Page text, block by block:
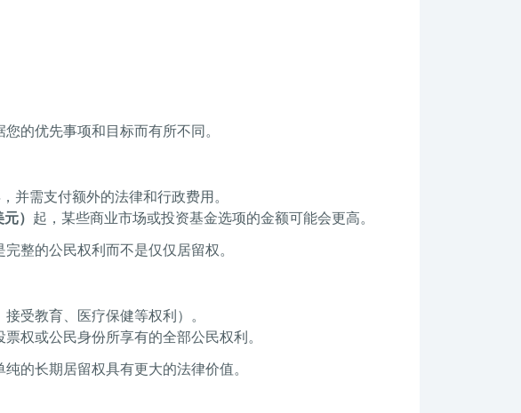
的优先事项和目标而有所不同。
并需支付额外的法律和行政费用。
） 起，某些商业市场或投资基金选项的金额可能会更高。
整的公民权利而不是仅仅居留权。
受教育、医疗保健等权利）。
权或公民身份所享有的全部公民权利。
的长期居留权具有更大的法律价值。